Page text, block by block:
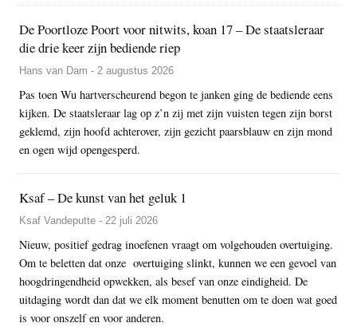
De Poortloze Poort voor nitwits, koan 17 – De staatsleraar
die drie keer zijn bediende riep
Hans van Dam - 2 augustus 2026
Pas toen Wu hartverscheurend begon te janken ging de bediende eens
kijken. De staatsleraar lag op z’n zij met zijn vuisten tegen zijn borst
geklemd, zijn hoofd achterover, zijn gezicht paarsblauw en zijn mond
en ogen wijd opengesperd.
Ksaf – De kunst van het geluk 1
Ksaf Vandeputte - 22 juli 2026
Nieuw, positief gedrag inoefenen vraagt om volgehouden overtuiging.
Om te beletten dat onze overtuiging slinkt, kunnen we een gevoel van
hoogdringendheid opwekken, als besef van onze eindigheid. De
uitdaging wordt dan dat we elk moment benutten om te doen wat goed
is voor onszelf en voor anderen.